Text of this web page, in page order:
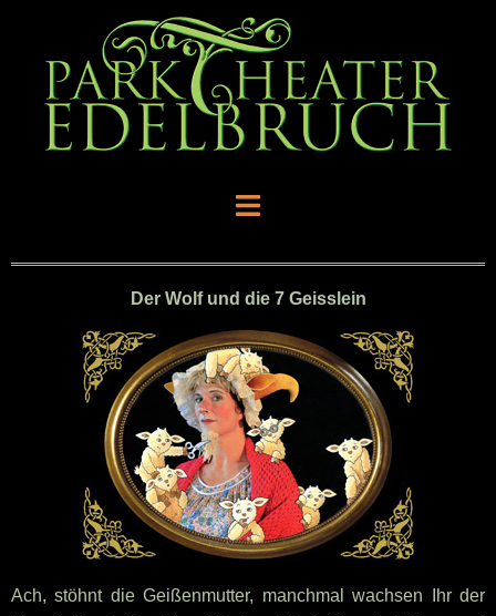
Der Wolf und die 7 Geisslein
Ach, stöhnt die Geißenmutter, manchmal wachsen Ihr der